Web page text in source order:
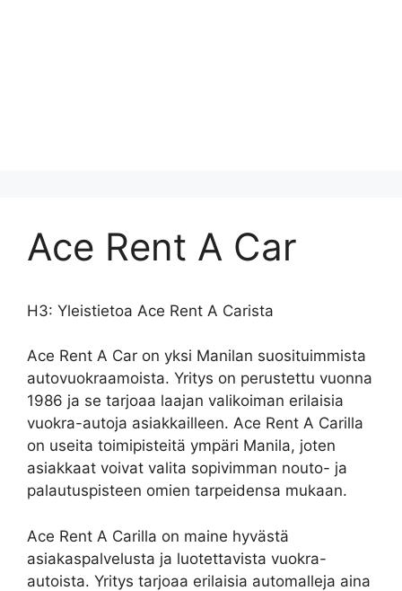
Ace Rent A Car
H3: Yleistietoa Ace Rent A Carista
Ace Rent A Car on yksi Manilan suosituimmista
autovuokraamoista. Yritys on perustettu vuonna
1986 ja se tarjoaa laajan valikoiman erilaisia
vuokra-autoja asiakkailleen. Ace Rent A Carilla
on useita toimipisteitä ympäri Manila, joten
asiakkaat voivat valita sopivimman nouto- ja
palautuspisteen omien tarpeidensa mukaan.
Ace Rent A Carilla on maine hyvästä
asiakaspalvelusta ja luotettavista vuokra-
autoista. Yritys tarjoaa erilaisia automalleja aina